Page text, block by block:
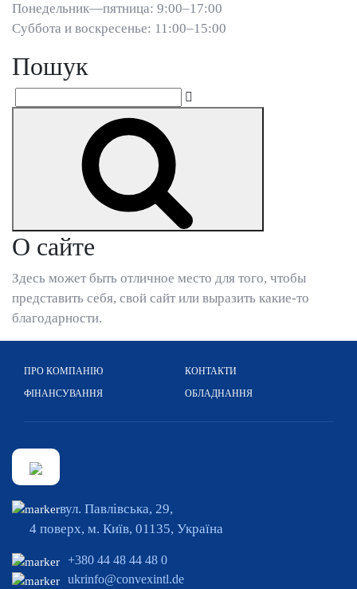
Понедельник—пятница: 9:00–17:00
Суббота и воскресенье: 11:00–15:00
Пошук
Пошук
О сайте
Здесь может быть отличное место для того, чтобы
представить себя, свой сайт или выразить какие-то
благодарности.
ПРО КОМПАНІЮ
ФІНАНСУВАННЯ
КОНТАКТИ
ОБЛАДНАННЯ
вул. Павлівська, 29,
4 поверх, м. Київ, 01135, Україна
+380 44 48 44 48 0
ukrinfo@convexintl.de